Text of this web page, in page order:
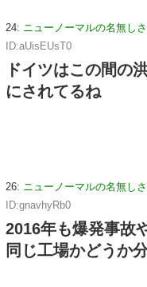
24: ニューノーマルの名無し
ID:aUisEUsT0
ドイツはこの間の
にされてるね
26: ニューノーマルの名無し
ID:gnavhyRb0
2016年も爆発事故
同じ工場かどうか